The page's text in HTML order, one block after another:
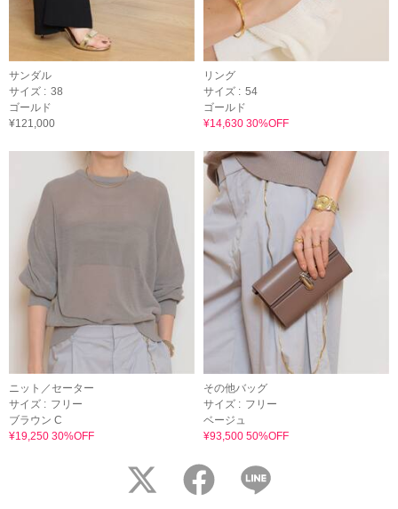
サンダル
サイズ : 38
ゴールド
¥121,000
リング
サイズ : 54
ゴールド
¥14,630 30%OFF
ニット／セーター
サイズ : フリー
ブラウン C
¥19,250 30%OFF
その他バッグ
サイズ : フリー
ベージュ
¥93,500 50%OFF
twitter facebook